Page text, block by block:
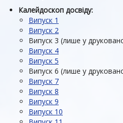
Калейдоскоп досвіду:
Випуск 1
Випуск 2
Випуск 3 (лише у
Випуск 4
Випуск 5
Випуск 6 (лише у
Випуск 7
Випуск 8
Випуск 9
Випуск 10